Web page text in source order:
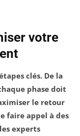
votre
clés. De la
phase doit
le retour
faire appel à des
experts